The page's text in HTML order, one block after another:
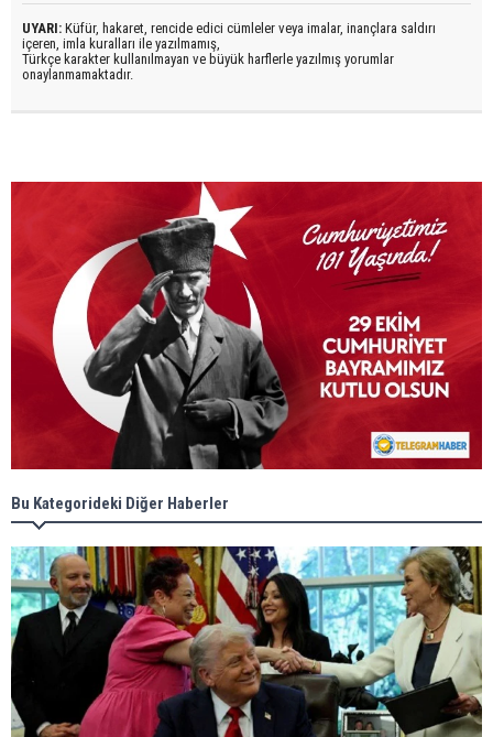
UYARI: Küfür, hakaret, rencide edici cümleler veya imalar, inançlara saldırı
içeren, imla kuralları ile yazılmamış,
Türkçe karakter kullanılmayan ve büyük harflerle yazılmış yorumlar
onaylanmamaktadır.
Bu Kategorideki Diğer Haberler